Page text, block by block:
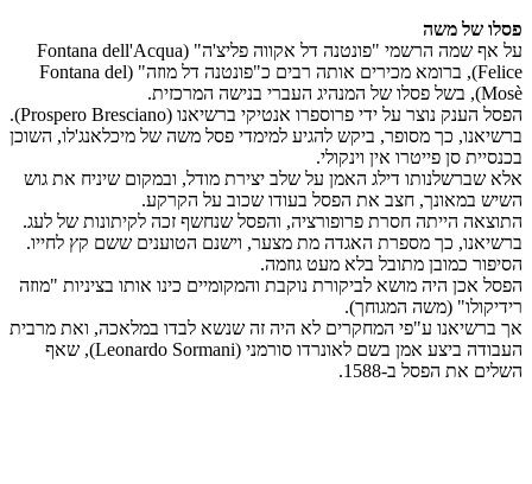
פסלו של משה
על אף שמה הרשמי "פונטנה דל אקווה פליצ'ה" (Fontana dell'Acqua
Felice), ברומא מכירים אותה רבים כ"פונטנה דל מוזה" (Fontana del
Mosè), בשל פסלו של המנהיג העברי בנישה המרכזית.
הפסל הענק נוצר על ידי פרוספרו אנטיקי ברשיאנו (Prospero Bresciano).
ברשיאנו, כך מסופר, ביקש להגיע למימדי פסל משה של מיכלאנג'לו, השוכן
בכנסיית סן פייטרו אין וינקולי.
אלא שברשלנותו דילג האמן על שלב יצירת מודל, ובמקום שיניח את גוש
השיש במאונך, חצב את הפסל בעודו שכוב על הקרקע.
התוצאה הייתה חסרת פרופורציה, והפסל שנחשף זכה לקיתונות של לעג.
ברשיאנו, כך מספרת האגדה מת מצער, וישנם הטוענים ששם קץ לחייו.
הסיפור כמובן מתובל בלא מעט גוזמה.
הפסל אכן היה מושא לביקורת נוקבת והמקומיים כינו אותו בציניות "מוזה
רידיקולו" (משה המגוחך).
אך ברשיאנו ע"פי המחקרים לא היה זה שנשא לבדו במלאכה, ואת מרבית
העבודה ביצע אמן בשם לאונרדו סורמני (Leonardo Sormani), שאף
השלים את הפסל ב-1588.